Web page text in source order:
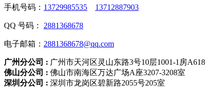
手机号码： 13729985535 13712887903
QQ 号码： 2881368678
电子邮箱： 2881368678@qq.com
广州分公司 : 广州市天河区灵山东路3号10层1001-1房A618
佛山分公司 : 佛山市南海区万达广场A座3207-3208室
深圳分公司 : 深圳市龙岗区碧新路2055号205室